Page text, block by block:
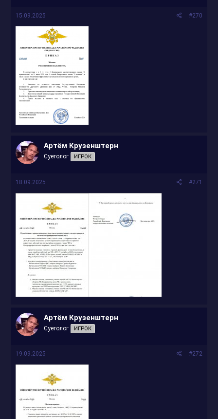
15.09.2025 #270
Артём Крузенштерн
Суетолог ИГРОК
18.09.2025 #271
Артём Крузенштерн
Суетолог ИГРОК
19.09.2025 #272